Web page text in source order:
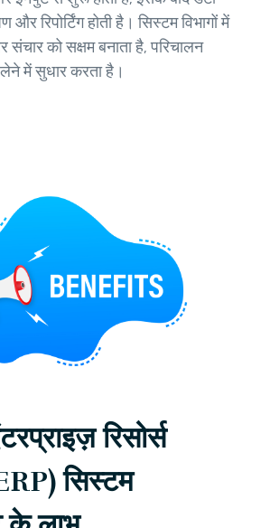
और रिपोर्टिंग होती है। सिस्टम विभागों में
संचार को सक्षम बनाता है, परिचालन
लेने में सुधार करता है।
रिसोर्स
सिस्टम